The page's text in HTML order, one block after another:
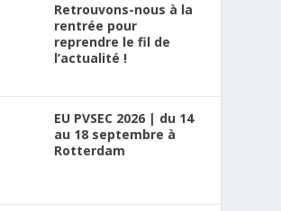
Retrouvons-nous à la
rentrée pour
reprendre le fil de
l’actualité !
EU PVSEC 2026 | du 14
au 18 septembre à
Rotterdam